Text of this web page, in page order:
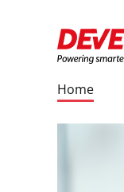
Home